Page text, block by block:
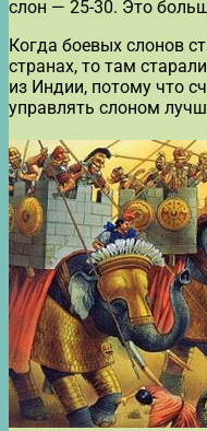
слон — 25-30. Это
Когда боевых слонов
странах, то там
из Индии, потому что
управлять слоном